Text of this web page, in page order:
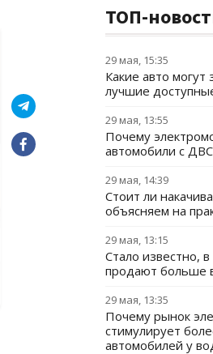
ТОП-
29 мая, 15:35
Какие авто
лучшие
29 мая, 13:55
Почему
автомобили с
29 мая, 14:39
Стоит ли
объясняем на
29 мая, 13:15
Стало известно,
продают больше
29 мая, 13:35
Почему рынок
стимулирует
автомобилей у